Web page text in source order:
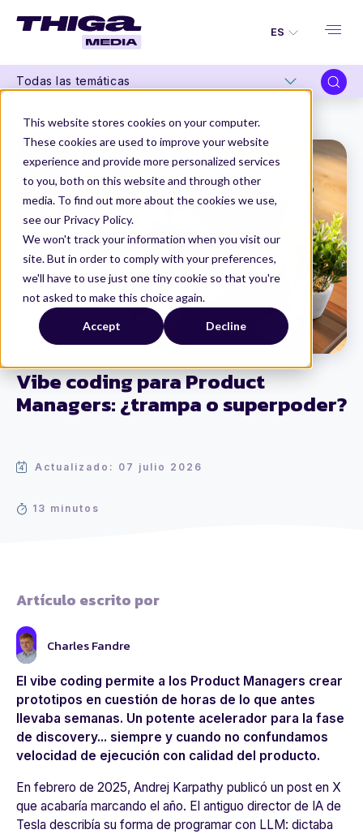
This website stores cookies on your computer.
These cookies are used to improve your website
experience and provide more personalized services
to you, both on this website and through other
media. To find out more about the cookies we use,
see our Privacy Policy.
We won't track your information when you visit our
site. But in order to comply with your preferences,
we'll have to use just one tiny cookie so that you're
not asked to make this choice again.
Accept Decline
ES
Todas las temáticas
Vibe coding para Product
Managers: ¿trampa o superpoder?
Actualizado: 07 julio 2026
13 minutos
Thiga Media Data & IA Vibe coding para Product Managers: guía completa 2026
Artículo escrito por
Charles Fandre
El vibe coding permite a los Product Managers crear
prototipos en cuestión de horas de lo que antes
llevaba semanas. Un potente acelerador para la fase
de discovery... siempre y cuando no confundamos
velocidad de ejecución con calidad del producto.
En febrero de 2025, Andrej Karpathy publicó un post en X
que acabaría marcando el año. El antiguo director de IA de
Tesla describía su forma de programar con LLM: dictaba